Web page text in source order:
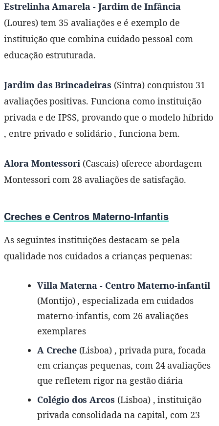
Estrelinha Amarela - Jardim de Infância
(Loures) tem 35 avaliações e é exemplo de
instituição que combina cuidado pessoal com
educação estruturada.
Jardim das Brincadeiras (Sintra) conquistou 31
avaliações positivas. Funciona como instituição
privada e de IPSS, provando que o modelo híbrido
, entre privado e solidário , funciona bem.
Alora Montessori (Cascais) oferece abordagem
Montessori com 28 avaliações de satisfação.
Creches e Centros Materno-Infantis
As seguintes instituições destacam-se pela
qualidade nos cuidados a crianças pequenas:
Villa Materna - Centro Materno-infantil
(Montijo) , especializada em cuidados
materno-infantis, com 26 avaliações
exemplares
A Creche(Lisboa) , privada pura, focada
em crianças pequenas, com 24 avaliações
que refletem rigor na gestão diária
Colégio dos Arcos (Lisboa) , instituição
privada consolidada na capital, com 23